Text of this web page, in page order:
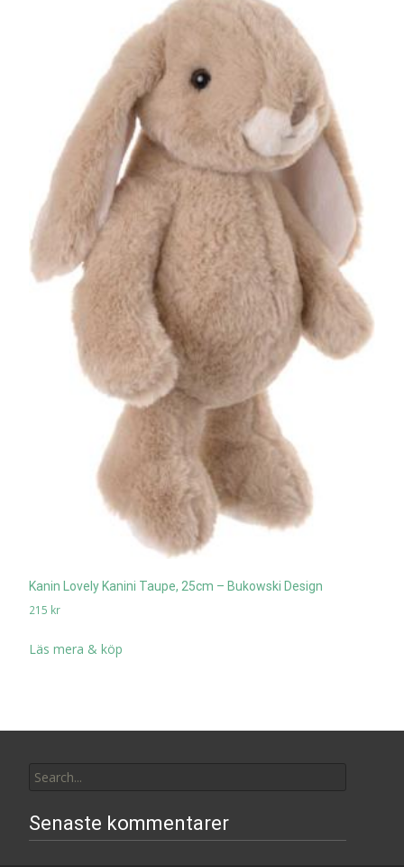
Kanin Lovely Kanini Taupe, 25cm – Bukowski Design
215 kr
Läs mera & köp
for:
Senaste kommentarer